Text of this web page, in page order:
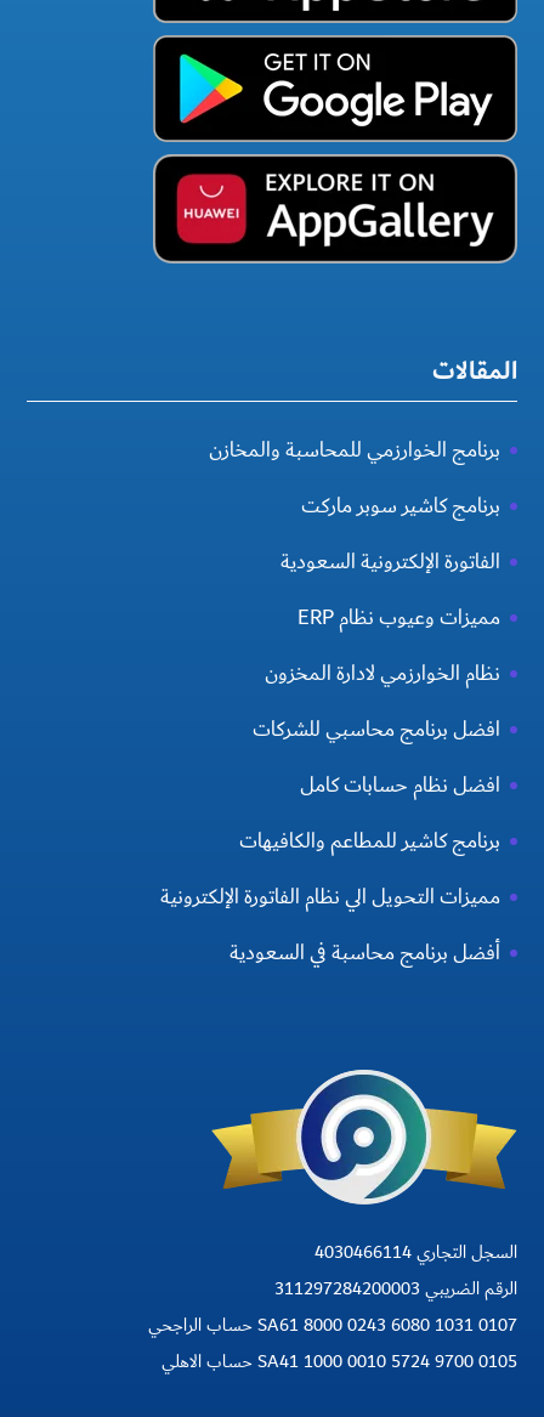
المقالات
برنامج الخوارزمي للمحاسبة والمخازن
برنامج كاشير سوبر ماركت
الفاتورة الإلكترونية السعودية
مميزات وعيوب نظام ERP
نظام الخوارزمي لادارة المخزون
افضل برنامج محاسبي للشركات
افضل نظام حسابات كامل
برنامج كاشير للمطاعم والكافيهات
مميزات التحويل الي نظام الفاتورة الإلكترونية
أفضل برنامج محاسبة في السعودية
السجل التجاري 4030466114
الرقم الضريبي 311297284200003
SA61 8000 0243 6080 1031 0107 حساب الراجحي
SA41 1000 0010 5724 9700 0105 حساب الاهلي